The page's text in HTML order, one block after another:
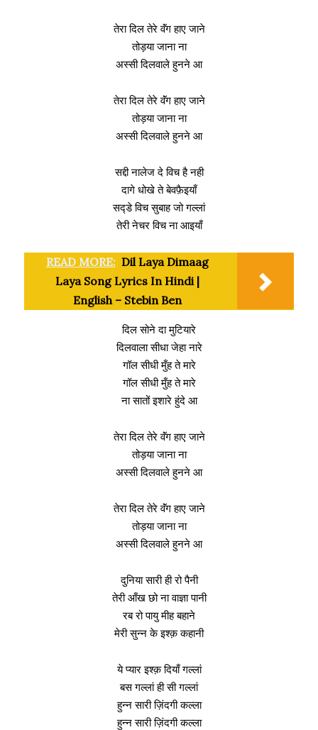
तेरा दिल तेरे वॅंग हाए जाने
तोड़या जाना ना
अस्सी दिलवाले हुनने आ
तेरा दिल तेरे वॅंग हाए जाने
तोड़या जाना ना
अस्सी दिलवाले हुनने आ
सद्दी नालेज दे विच है नही
दागे धोखे ते बेवफ़ैइयाँ
सद्डे विच सुबाह जो गल्लां
तेरी नेचर विच ना आइयाँ
READ MORE: Dil Laya Dimaag
Laya Song Lyrics In Hindi |
English – Stebin Ben
दिल सोने दा मुटियारे
दिलवाला सीधा जेहा नारे
गॉल सीधी मुँह ते मारे
गॉल सीधी मुँह ते मारे
ना सातों इशारे हुंदे आ
तेरा दिल तेरे वॅंग हाए जाने
तोड़या जाना ना
अस्सी दिलवाले हुनने आ
तेरा दिल तेरे वॅंग हाए जाने
तोड़या जाना ना
अस्सी दिलवाले हुनने आ
दुनिया सारी ही रो पैनी
तेरी आँख छो ना वाज्ञा पानी
रब रो पायु मीह बहाने
मेरी सुन्न के इश्क़ कहानी
ये प्यार इश्क़ दियाँ गल्लां
बस गल्लां ही सी गल्लां
हुन्न सारी ज़िंदगी कल्ला
हुन्न सारी ज़िंदगी कल्ला